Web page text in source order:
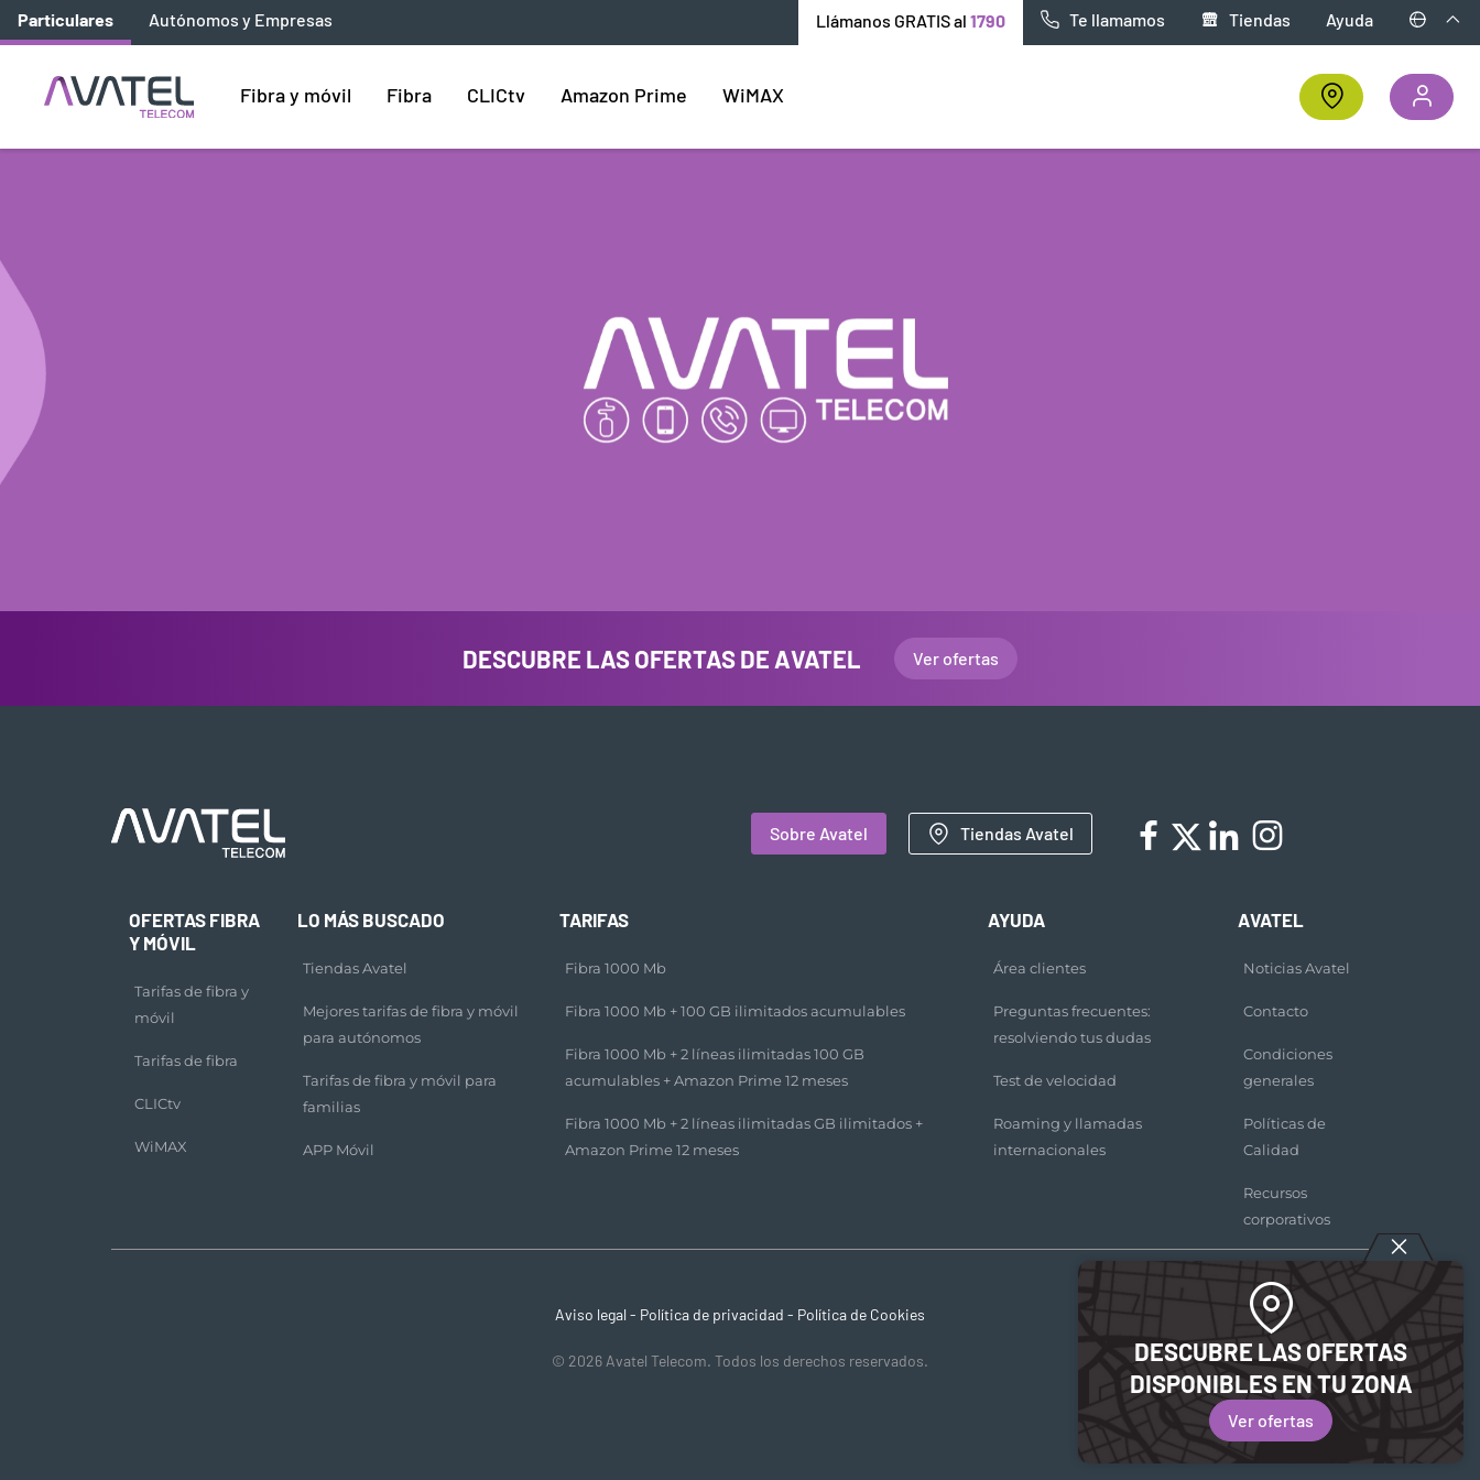
Particulares Autónomos y Empresas Llámanos GRATIS al 1790 Te llamamos Tiendas Ayuda
Fibra y móvil Fibra CLICtv Amazon Prime WiMAX
DESCUBRE LAS OFERTAS
DISPONIBLES EN TU ZONA
Ver ofertas
DESCUBRE LAS OFERTAS DE AVATEL Ver ofertas
Sobre Avatel Tiendas Avatel
OFERTAS FIBRA
Y MÓVIL
Tarifas de fibra y
móvil
Tarifas de fibra
CLICtv
WiMAX
LO MÁS BUSCADO
Tiendas Avatel
Mejores tarifas de fibra y móvil
para autónomos
Tarifas de fibra y móvil para
familias
APP Móvil
TARIFAS
Fibra 1000 Mb
Fibra 1000 Mb + 100 GB ilimitados acumulables​
Fibra 1000 Mb + 2 líneas ilimitadas 100 GB
acumulables + Amazon Prime 12 meses​
Fibra 1000 Mb + 2 líneas ilimitadas GB ilimitados +
Amazon Prime 12 meses​
AYUDA
Área clientes
Preguntas frecuentes:
resolviendo tus dudas
Test de velocidad
Roaming y llamadas
internacionales
AVATEL
Noticias Avatel
Contacto
Condiciones
generales
Políticas de
Calidad
Recursos
corporativos
Aviso legal - Política de privacidad - Política de Cookies
© 2026 Avatel Telecom. Todos los derechos reservados.